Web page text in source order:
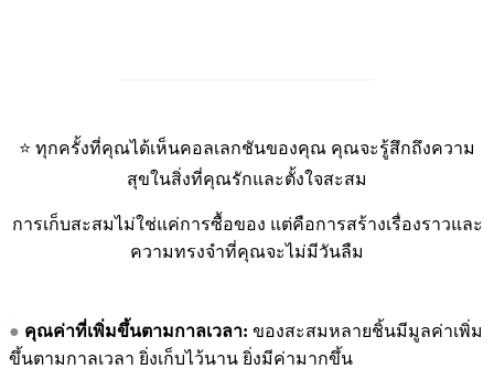
⭐ ทุกครั้งที่คุณได้เห็นคอลเลกชันของคุณ คุณจะรู้สึกถึงความ
สุขในสิ่งที่คุณรักและตั้งใจสะสม
การเก็บสะสมไม่ใช่แค่การซื้อของ แต่คือการสร้างเรื่องราวและ
ความทรงจำที่คุณจะไม่มีวันลืม
● คุณค่าที่เพิ่มขึ้นตามกาลเวลา: ของสะสมหลายชิ้นมีมูลค่าเพิ่ม
ขึ้นตามกาลเวลา ยิ่งเก็บไว้นาน ยิ่งมีค่ามากขึ้น